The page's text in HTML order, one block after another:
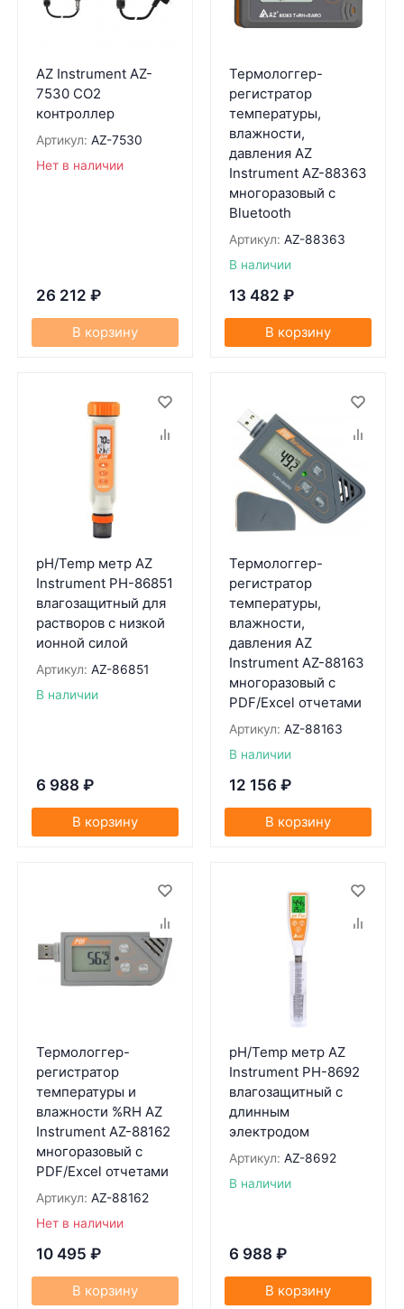
AZ Instrument AZ-
7530 CO2
контроллер
Артикул: AZ-7530
Нет в наличии
26 212 ₽
В корзину
Термологгер-
регистратор
температуры,
влажности,
давления AZ
Instrument AZ-88363
многоразовый с
Bluetooth
Артикул: AZ-88363
В наличии
13 482 ₽
В корзину
pH/Temp метр AZ
Instrument PH-86851
влагозащитный для
растворов с низкой
ионной силой
Артикул: AZ-86851
В наличии
6 988 ₽
В корзину
Термологгер-
регистратор
температуры,
влажности,
давления AZ
Instrument AZ-88163
многоразовый с
PDF/Excel отчетами
Артикул: AZ-88163
В наличии
12 156 ₽
В корзину
Термологгер-
регистратор
температуры и
влажности %RH AZ
Instrument AZ-88162
многоразовый с
PDF/Excel отчетами
Артикул: AZ-88162
Нет в наличии
10 495 ₽
В корзину
pH/Temp метр AZ
Instrument PH-8692
влагозащитный с
длинным
электродом
Артикул: AZ-8692
В наличии
6 988 ₽
В корзину